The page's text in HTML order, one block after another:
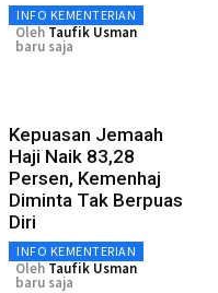
INFO KEMENTERIAN
Oleh Taufik Usman
baru saja
Kepuasan Jemaah
Haji Naik 83,28
Persen, Kemenhaj
Diminta Tak Berpuas
Diri
INFO KEMENTERIAN
Oleh Taufik Usman
baru saja